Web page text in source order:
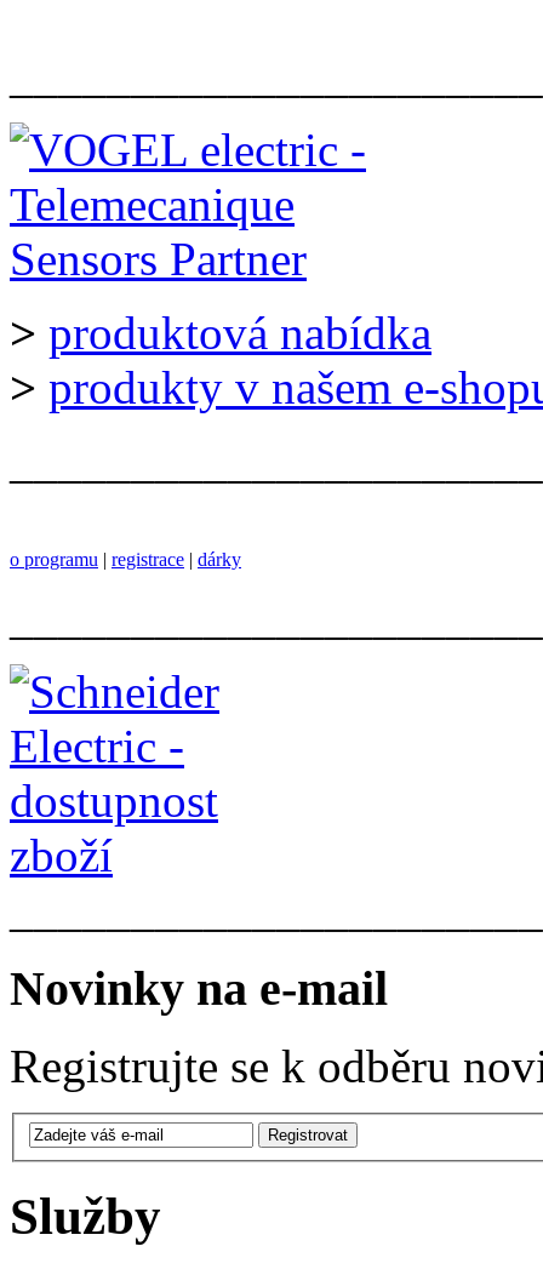
> produktová nabídka
> produkty v našem e-
o programu | registrace | dárky
Novinky na e-mail
Registrujte se k odběru
Služby